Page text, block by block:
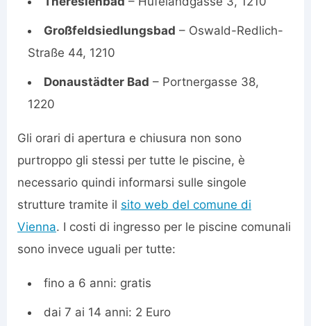
Großfeldsiedlungsbad – Oswald-Redlich-
Straße 44, 1210
Donaustädter Bad – Portnergasse 38,
1220
Gli orari di apertura e chiusura non sono
purtroppo gli stessi per tutte le piscine, è
necessario quindi informarsi sulle singole
strutture tramite il sito web del comune di
Vienna. I costi di ingresso per le piscine comunali
sono invece uguali per tutte:
fino a 6 anni: gratis
dai 7 ai 14 anni: 2 Euro